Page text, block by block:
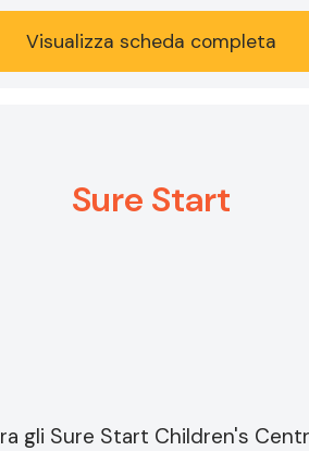
Visualizza scheda completa
Sure Start
gli Sure Start Children's